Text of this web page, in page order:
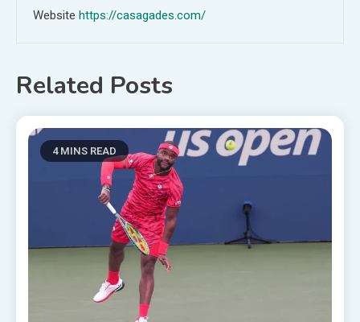
Website https://casagades.com/
Related Posts
4 MINS READ